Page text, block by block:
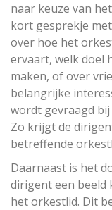
naar keuze van
kort gesprekje
over hoe het
ervaart, welk doel
maken, of over
belangrijke
wordt gevraagd
Zo krijgt de
betreffende
Daarnaast is het
dirigent een beeld
het orkestlid. Dit